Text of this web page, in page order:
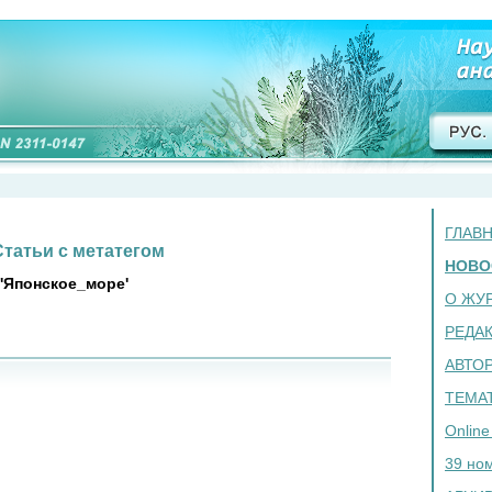
с метатегом
'Японское_море'
О
39